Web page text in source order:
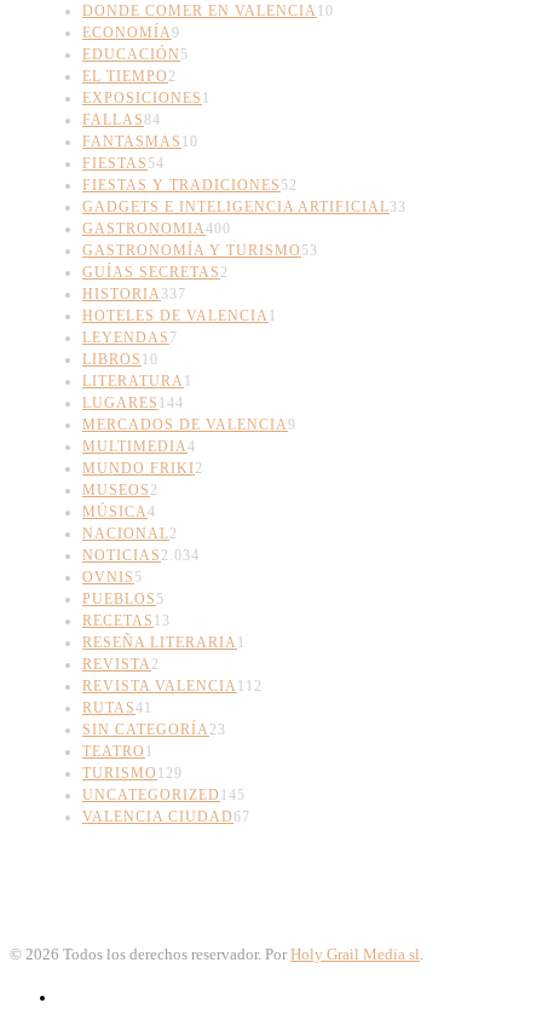
DONDE COMER EN VALENCIA 10
ECONOMÍA9
EDUCACIÓN 5
EL TIEMPO 2
EXPOSICIONES 1
FALLAS84
FANTASMAS 10
FIESTAS 54
FIESTAS Y TRADICIONES 52
GADGETS E INTELIGENCIA ARTIFICIAL33
GASTRONOMIA400
GASTRONOMÍA Y TURISMO 53
GUÍAS SECRETAS 2
HISTORIA 337
HOTELES DE VALENCIA 1
LEYENDAS 7
LIBROS 10
LITERATURA 1
LUGARES 144
MERCADOS DE VALENCIA9
MULTIMEDIA4
MUNDO FRIKI2
MUSEOS 2
MÚSICA4
NACIONAL2
NOTICIAS 2.034
OVNIS 5
PUEBLOS 5
RECETAS 13
RESEÑA LITERARIA 1
REVISTA 2
REVISTA VALENCIA 112
RUTAS41
SIN CATEGORÍA 23
TEATRO 1
TURISMO 129
UNCATEGORIZED 145
VALENCIA CIUDAD67
© 2026 Todos los derechos reservador. Por Holy Grail Media sl